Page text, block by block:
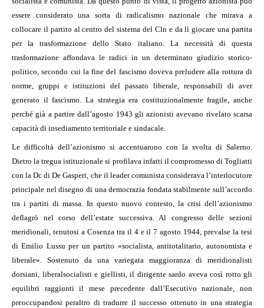
essere considerato una sorta di radicalismo nazionale che mirava a
collocare il partito al centro del sistema del Cln e da lì giocare una partita
per la trasformazione dello Stato italiano. La necessità di questa
trasformazione affondava le radici in un determinato giudizio storico-
politico, secondo cui la fine del fascismo doveva preludere alla rottura di
norme, gruppi e istituzioni del passato liberale, responsabili di aver
generato il fascismo. La strategia era costituzionalmente fragile, anche
perché già a partire dall’agosto 1943 gli azionisti avevano rivelato scarsa
capacità di insediamento territoriale e sindacale.
Le difficoltà dell’azionismo si accentuarono con la svolta di Salerno.
Dietro la tregua istituzionale si profilava infatti il compromesso di Togliatti
con la Dc di De Gasperi, che il leader comunista considerava l’interlocutore
principale nel disegno di una democrazia fondata stabilmente sull’accordo
tra i partiti di massa. In questo nuovo contesto, la crisi dell’azionismo
deflagrò nel corso dell’estate successiva. Al congresso delle sezioni
meridionali, tenutosi a Cosenza tra il 4 e il 7 agosto 1944, prevalse la tesi
di Emilio Lussu per un partito «socialista, antitotalitario, autonomista e
liberale». Sostenuto da una variegata maggioranza di meridionalisti
dorsiani, liberalsocialisti e giellisti, il dirigente sardo aveva così rotto gli
equilibri raggiunti il mese precedente dall’Esecutivo nazionale, non
preoccupandosi peraltro di tradurre il successo ottenuto in una strategia